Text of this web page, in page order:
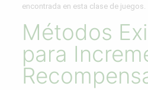
encontrada en esta clase de juegos.
Métodos
para